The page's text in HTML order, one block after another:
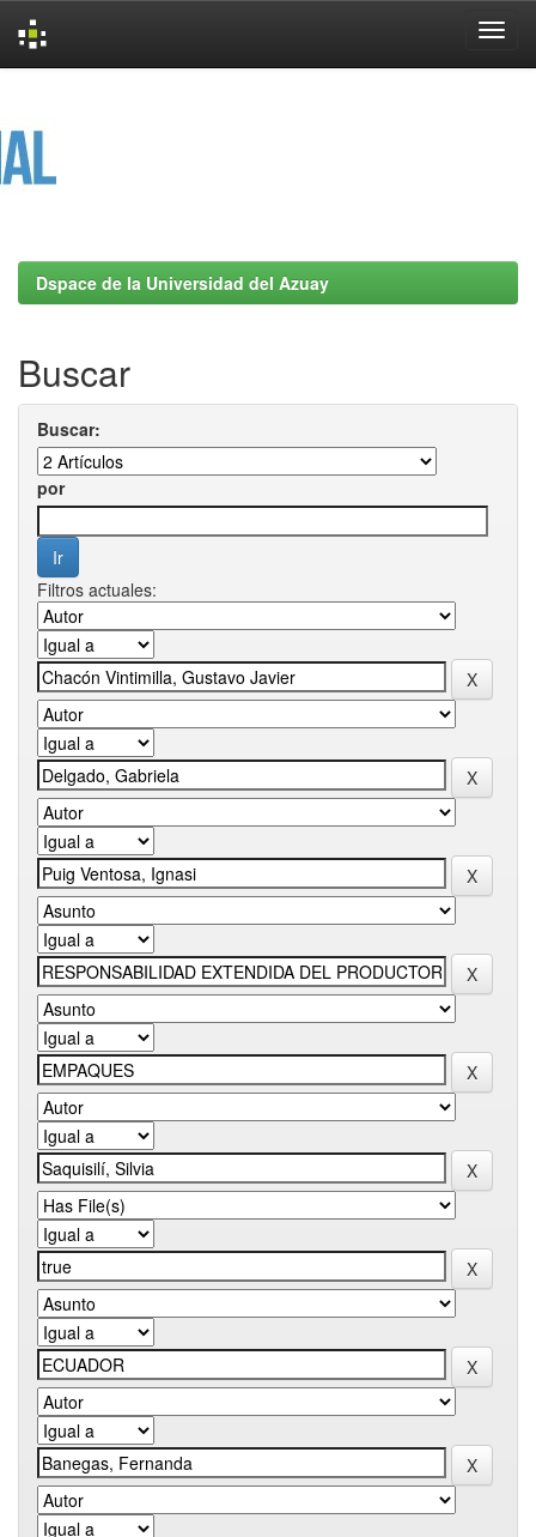
Dspace de la Universidad del Azuay
Buscar
Buscar:
por
Filtros actuales: